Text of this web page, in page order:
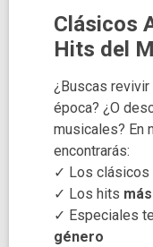
Clásicos
Hits del
¿Buscas
época? ¿O
musicales? En
encontrarás:
✓ Los clásicos
✓ Los hits
✓ Especiales
género